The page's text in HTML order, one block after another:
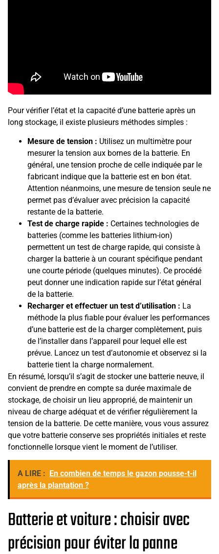
Pour vérifier l’état et la capacité d’une batterie après un
long stockage, il existe plusieurs méthodes simples :
Mesure de tension : Utilisez un multimètre pour
mesurer la tension aux bornes de la batterie. En
général, une tension proche de celle indiquée par le
fabricant indique que la batterie est en bon état.
Attention néanmoins, une mesure de tension seule ne
permet pas d’évaluer avec précision la capacité
restante de la batterie.
Test de charge rapide : Certaines technologies de
batteries (comme les batteries lithium-ion)
permettent un test de charge rapide, qui consiste à
charger la batterie à un courant spécifique pendant
une courte période (quelques minutes). Ce procédé
peut donner une indication rapide sur l’état général
de la batterie.
Recharger et effectuer un test d’utilisation : La
méthode la plus fiable pour évaluer les performances
d’une batterie est de la charger complètement, puis
de l’installer dans l’appareil pour lequel elle est
prévue. Lancez un test d’autonomie et observez si la
batterie tient la charge normalement.
En résumé, lorsqu’il s’agit de stocker une batterie neuve, il
convient de prendre en compte sa durée maximale de
stockage, de choisir un lieu approprié, de maintenir un
niveau de charge adéquat et de vérifier régulièrement la
tension de la batterie. De cette manière, vous vous assurez
que votre batterie conserve ses propriétés initiales et reste
fonctionnelle lorsque vient le moment de l’utiliser.
A LIRE :
En combien de temps le gazon pousse-t-il
après la plantation ?
Batterie et voiture : choisir avec
précision pour éviter la panne